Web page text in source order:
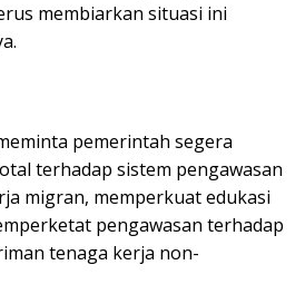
membiarkan situasi ini
pemerintah segera
terhadap sistem pengawasan
migran, memperkuat edukasi
pengawasan terhadap
tenaga kerja non-